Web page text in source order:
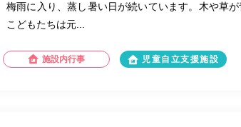
梅雨に入り、蒸し暑い日が続いています。木や草
こどもたちは元...
施設内行事 児童自立支援施設